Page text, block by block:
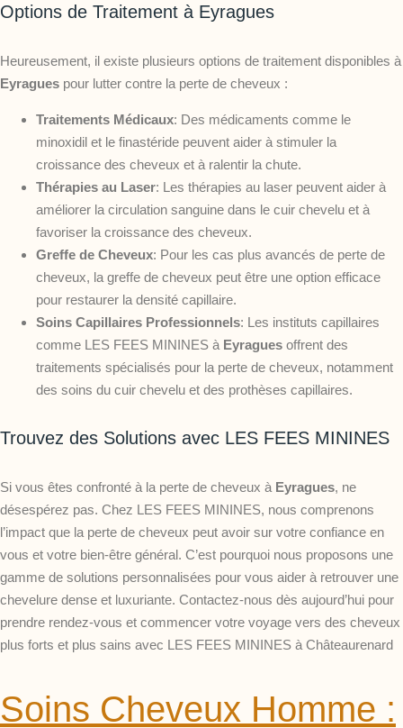
Options de Traitement à Eyragues
Heureusement, il existe plusieurs options de traitement disponibles à
Eyragues pour lutter contre la perte de cheveux :
Traitements Médicaux: Des médicaments comme le
minoxidil et le finastéride peuvent aider à stimuler la
croissance des cheveux et à ralentir la chute.
Thérapies au Laser: Les thérapies au laser peuvent aider à
améliorer la circulation sanguine dans le cuir chevelu et à
favoriser la croissance des cheveux.
Greffe de Cheveux: Pour les cas plus avancés de perte de
cheveux, la greffe de cheveux peut être une option efficace
pour restaurer la densité capillaire.
Soins Capillaires Professionnels: Les instituts capillaires
comme LES FEES MININES à Eyragues offrent des
traitements spécialisés pour la perte de cheveux, notamment
des soins du cuir chevelu et des prothèses capillaires.
Trouvez des Solutions avec LES FEES MININES
Si vous êtes confronté à la perte de cheveux à Eyragues, ne
désespérez pas. Chez LES FEES MININES, nous comprenons
l’impact que la perte de cheveux peut avoir sur votre confiance en
vous et votre bien-être général. C’est pourquoi nous proposons une
gamme de solutions personnalisées pour vous aider à retrouver une
chevelure dense et luxuriante. Contactez-nous dès aujourd’hui pour
prendre rendez-vous et commencer votre voyage vers des cheveux
plus forts et plus sains avec LES FEES MININES à Châteaurenard
Soins Cheveux Homme :